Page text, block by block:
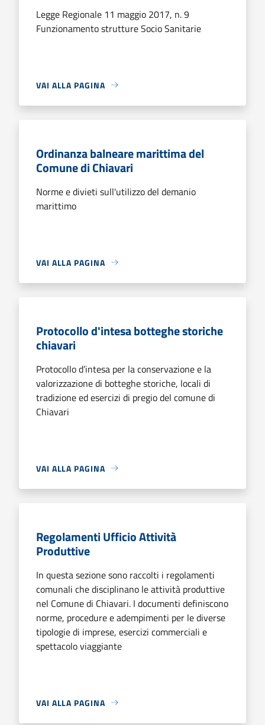
Legge Regionale 11 maggio 2017, n. 9
Funzionamento strutture Socio Sanitarie
VAI ALLA PAGINA
Ordinanza balneare marittima del
Comune di Chiavari
Norme e divieti sull'utilizzo del demanio
marittimo
VAI ALLA PAGINA
Protocollo d'intesa botteghe storiche
chiavari
Protocollo d’intesa per la conservazione e la
valorizzazione di botteghe storiche, locali di
tradizione ed esercizi di pregio del comune di
Chiavari
VAI ALLA PAGINA
Regolamenti Ufficio Attività
Produttive
In questa sezione sono raccolti i regolamenti
comunali che disciplinano le attività produttive
nel Comune di Chiavari. I documenti definiscono
norme, procedure e adempimenti per le diverse
tipologie di imprese, esercizi commerciali e
spettacolo viaggiante
VAI ALLA PAGINA